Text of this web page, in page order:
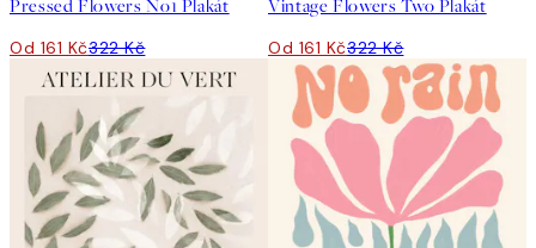
Pressed Flowers No1 Plakát
Od 161 Kč322 Kč
Vintage Flowers Two Plakát
Od 161 Kč322 Kč